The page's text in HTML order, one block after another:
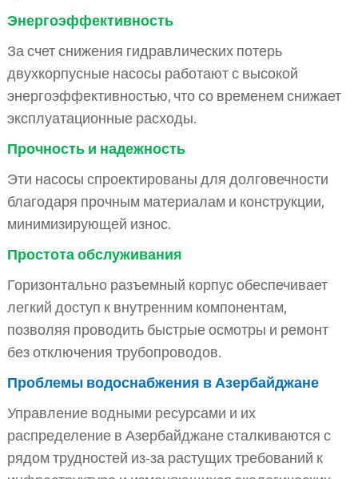
Энергоэффективность
За счет снижения гидравлических потерь
двухкорпусные насосы работают с высокой
энергоэффективностью, что со временем снижает
эксплуатационные расходы.
Прочность и надежность
Эти насосы спроектированы для долговечности
благодаря прочным материалам и конструкции,
минимизирующей износ.
Простота обслуживания
Горизонтально разъемный корпус обеспечивает
легкий доступ к внутренним компонентам,
позволяя проводить быстрые осмотры и ремонт
без отключения трубопроводов.
Проблемы водоснабжения в Азербайджане
Управление водными ресурсами и их
распределение в Азербайджане сталкиваются с
рядом трудностей из-за растущих требований к